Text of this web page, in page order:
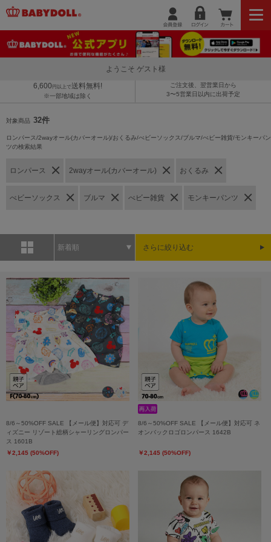
ようこそ ゲスト様
6,600 円以上で送料無料!
※一部地域は除く
ご注文後、翌営業日から
3〜5営業日以内に出荷予定
対象商品 32件
ロンパース/2wayオール(カバーオール)/おくるみ/べビーソックス/ブルマ/べビー雑貨/モンキーパン
ツの検索結果
ロンパース 2wayオール(カバーオール) おくるみ
べビーソックス ブルマ べビー雑貨 モンキーパンツ
新着順 さらに絞り込む
8/6～50%OFF SALE 【メール便】対応可 デ
ィズニー リゾート総柄シャーリングロンパー
ス 1601B
￥2,145 (50%OFF)
8/6～50%OFF SALE 【メール便】対応可 ネ
オンバックロゴロンパース 1642B
￥2,145 (50%OFF)